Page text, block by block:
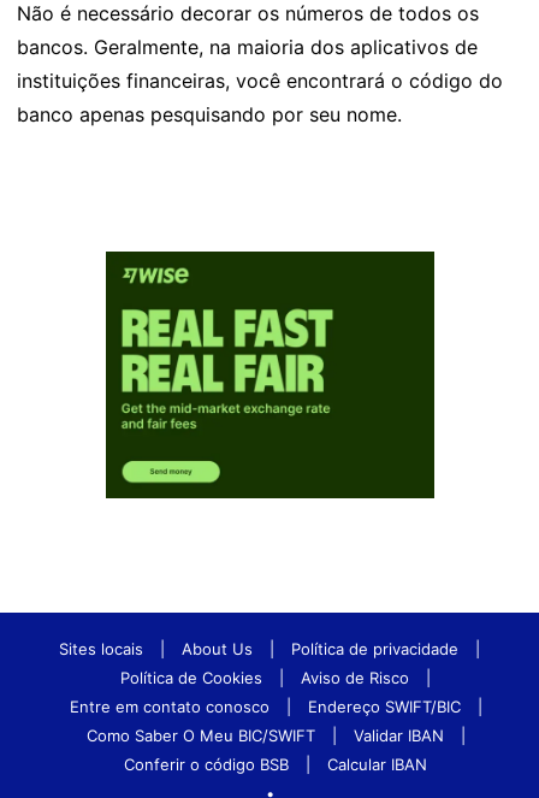
Não é necessário decorar os números de todos os
bancos. Geralmente, na maioria dos aplicativos de
instituições financeiras, você encontrará o código do
banco apenas pesquisando por seu nome.
Sites locais About Us Política de privacidade
Política de Cookies
Aviso de Risco
Entre em contato conosco
Endereço SWIFT/BIC
Como Saber O Meu BIC/SWIFT
Validar IBAN
Conferir o código BSB
Calcular IBAN
•